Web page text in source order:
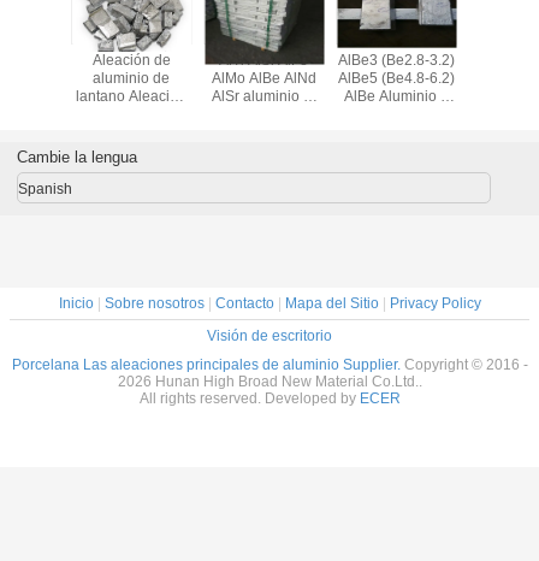
Aleación de
aluminio de
lantano Aleación
tierras raras para
endurecedores
AlMo AlBe AlNd
AlSr aluminio al
AlBe3 (Be2.8-3.2)
AlBe5 (Be4.8-6.2)
AlBe Aluminio y
Cambie la lengua
Spanish
Inicio| Sobre nosotros| Contacto| Mapa del Sitio| Privacy Policy
Visión de escritorio
Porcelana Las aleaciones principales de aluminio Supplier. Copyright © 2016 -
2026 Hunan High Broad New Material Co.Ltd..
All rights reserved. Developed by ECER